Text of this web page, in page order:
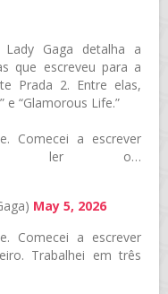
Gaga detalha a
que escreveu para a
Prada 2. Entre elas,
e “Glamorous Life.”
Comecei a escrever
ler o…
May 5, 2026
Comecei a escrever
Trabalhei em três